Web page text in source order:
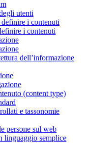
utenti
i contenuti
i contenuti
dell’informazione
(content type)
e tassonomie
persone sul web
linguaggio semplice